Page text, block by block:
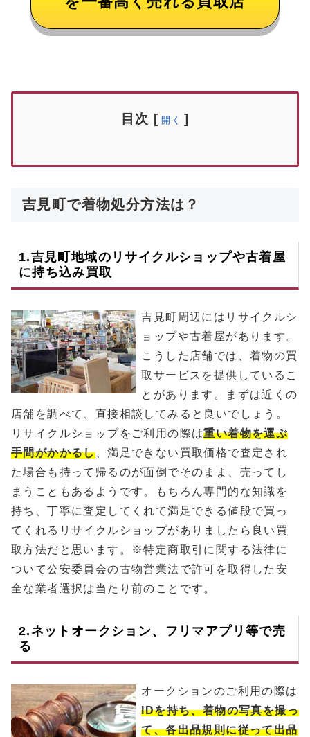
目次 [ 開く ]
吉見町で着物処分方法は？
1.吉見町地域のリサイクルショップや古着屋
に持ち込み買取
吉見町周辺にはリサイクルシ
ョップや古着屋があります。
こうした店舗では、着物の買
取サービスを提供しているこ
とがあります。まずは近くの
店舗を調べて、直接相談してみると良いでしょう。
リサイクルショップをご利用の際は重い着物を運ぶ
手間がかかるし、満足できない買取価格で査定され
た場合も持って帰るのが面倒でそのまま、売ってし
まうこともあるようです。もちろん専門的な知識を
持ち、丁寧に査定してくれて満足できる値段で買っ
てくれるリサイクルショップがありましたら良い買
取方法だと思います。※特定商取引に関する法律に
ついて公安委員会の古物営業法で許可を取得した安
全な業者選択は当たり前のことです。
2.ネットオークション、フリマアプリ等で売
る
オークションのご利用の際は
IDを持ち、着物の写真を撮っ
て、各出品規則に従って出品